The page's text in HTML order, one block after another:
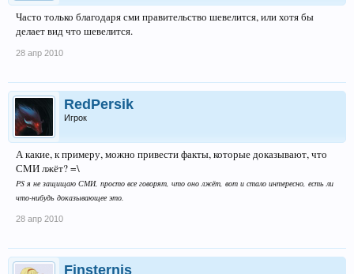
Часто только благодаря сми правительство шевелится, или хотя бы
делает вид что шевелится.
28 апр 2010
RedPersik
Игрок
А какие, к примеру, можно привести факты, которые доказывают, что
СМИ лжёт? =\
PS я не защищаю СМИ, просто все говорят, что оно лжёт, вот и стало интересно, есть ли
что-нибудь доказывающее это.
28 апр 2010
Finsternis